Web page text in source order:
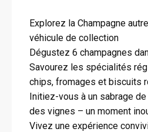
Explorez la Champagne
véhicule de collection
Dégustez 6 champagnes
Savourez les spécialités
chips, fromages et biscuits
Initiez-vous à un sabrage
des vignes – un moment
Vivez une expérience